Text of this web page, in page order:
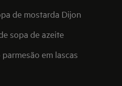
de mostarda Dijon
sopa de azeite
em lascas